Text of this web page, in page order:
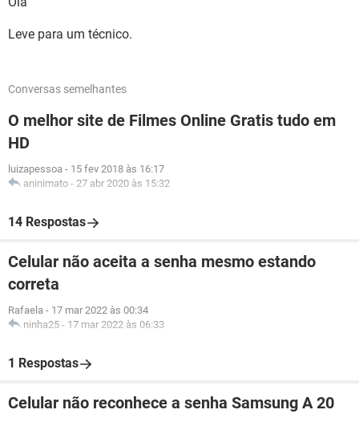
Leve para um técnico.
Conversas semelhantes
O melhor site de Filmes Online Gratis tudo em
HD
luizapessoa - 15 fev 2018 às 16:17
aninimato - 27 abr 2020 às 15:32
14 Respostas
Celular não aceita a senha mesmo estando
correta
Rafaela - 17 mar 2022 às 00:34
ninha25 - 17 mar 2022 às 06:33
1 Respostas
Celular não reconhece a senha Samsung A 20